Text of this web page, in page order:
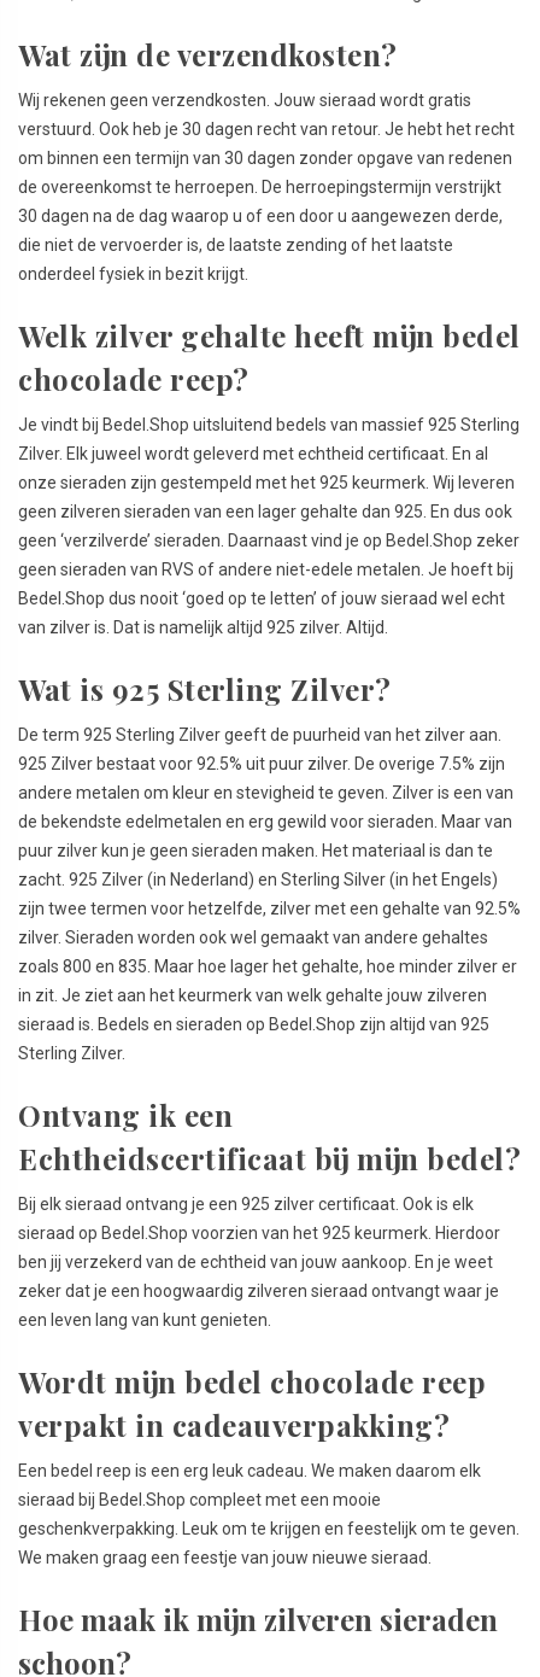
Wat zijn de verzendkosten?
Wij rekenen geen verzendkosten. Jouw sieraad wordt gratis
verstuurd. Ook heb je 30 dagen recht van retour. Je hebt het recht
om binnen een termijn van 30 dagen zonder opgave van redenen
de overeenkomst te herroepen. De herroepingstermijn verstrijkt
30 dagen na de dag waarop u of een door u aangewezen derde,
die niet de vervoerder is, de laatste zending of het laatste
onderdeel fysiek in bezit krijgt.
Welk zilver gehalte heeft mijn bedel
chocolade reep?
Je vindt bij Bedel.Shop uitsluitend bedels van massief 925 Sterling
Zilver. Elk juweel wordt geleverd met echtheid certificaat. En al
onze sieraden zijn gestempeld met het 925 keurmerk. Wij leveren
geen zilveren sieraden van een lager gehalte dan 925. En dus ook
geen ‘verzilverde’ sieraden. Daarnaast vind je op Bedel.Shop zeker
geen sieraden van RVS of andere niet-edele metalen. Je hoeft bij
Bedel.Shop dus nooit ‘goed op te letten’ of jouw sieraad wel echt
van zilver is. Dat is namelijk altijd 925 zilver. Altijd.
Wat is 925 Sterling Zilver?
De term 925 Sterling Zilver geeft de puurheid van het zilver aan.
925 Zilver bestaat voor 92.5% uit puur zilver. De overige 7.5% zijn
andere metalen om kleur en stevigheid te geven. Zilver is een van
de bekendste edelmetalen en erg gewild voor sieraden. Maar van
puur zilver kun je geen sieraden maken. Het materiaal is dan te
zacht. 925 Zilver (in Nederland) en Sterling Silver (in het Engels)
zijn twee termen voor hetzelfde, zilver met een gehalte van 92.5%
zilver. Sieraden worden ook wel gemaakt van andere gehaltes
zoals 800 en 835. Maar hoe lager het gehalte, hoe minder zilver er
in zit. Je ziet aan het keurmerk van welk gehalte jouw zilveren
sieraad is. Bedels en sieraden op Bedel.Shop zijn altijd van 925
Sterling Zilver.
Ontvang ik een
Echtheidscertificaat bij mijn bedel?
Bij elk sieraad ontvang je een 925 zilver certificaat. Ook is elk
sieraad op Bedel.Shop voorzien van het 925 keurmerk. Hierdoor
ben jij verzekerd van de echtheid van jouw aankoop. En je weet
zeker dat je een hoogwaardig zilveren sieraad ontvangt waar je
een leven lang van kunt genieten.
Wordt mijn bedel chocolade reep
verpakt in cadeauverpakking?
Een bedel reep is een erg leuk cadeau. We maken daarom elk
sieraad bij Bedel.Shop compleet met een mooie
geschenkverpakking. Leuk om te krijgen en feestelijk om te geven.
We maken graag een feestje van jouw nieuwe sieraad.
Hoe maak ik mijn zilveren sieraden
schoon?